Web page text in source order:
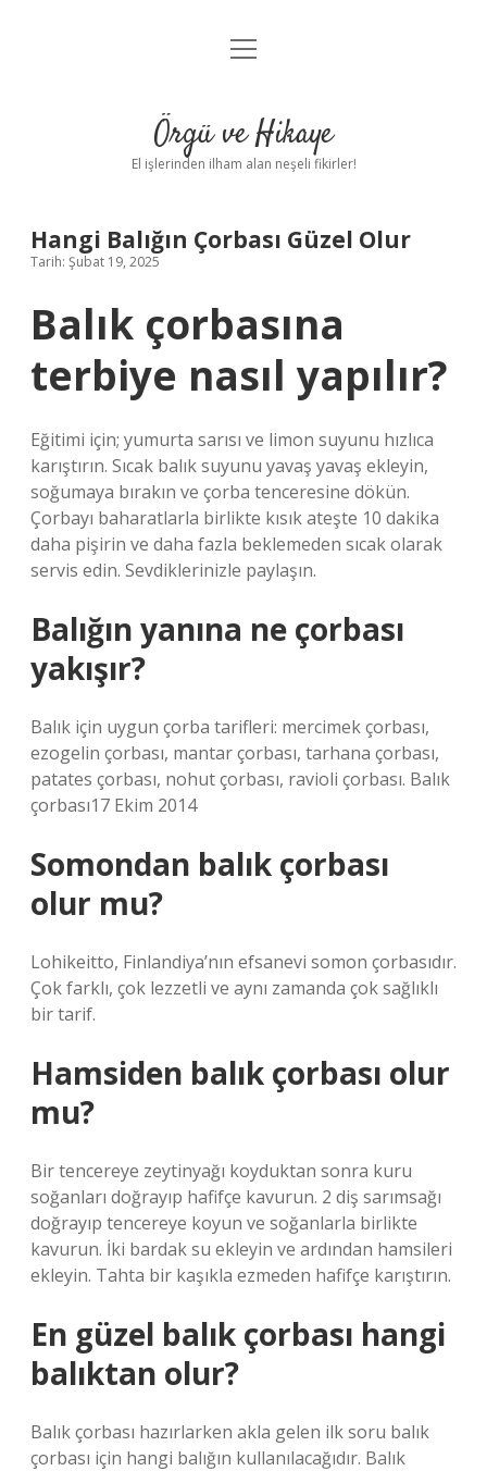
Anasayfa
Yasal Uyarı
menüyü
Örgü ve Hikaye
El işlerinden ilham alan neşeli fikirler!
Hangi Balığın Çorbası Güzel Olur
Tarih: Şubat 19, 2025
Balık çorbasına
terbiye nasıl yapılır?
Eğitimi için; yumurta sarısı ve limon suyunu hızlıca
karıştırın. Sıcak balık suyunu yavaş yavaş ekleyin,
soğumaya bırakın ve çorba tenceresine dökün.
Çorbayı baharatlarla birlikte kısık ateşte 10 dakika
daha pişirin ve daha fazla beklemeden sıcak olarak
servis edin. Sevdiklerinizle paylaşın.
Balığın yanına ne çorbası
yakışır?
Balık için uygun çorba tarifleri: mercimek çorbası,
ezogelin çorbası, mantar çorbası, tarhana çorbası,
patates çorbası, nohut çorbası, ravioli çorbası. Balık
çorbası17 Ekim 2014
Somondan balık çorbası
olur mu?
Lohikeitto, Finlandiya’nın efsanevi somon çorbasıdır.
Çok farklı, çok lezzetli ve aynı zamanda çok sağlıklı
bir tarif.
Hamsiden balık çorbası olur
mu?
Bir tencereye zeytinyağı koyduktan sonra kuru
soğanları doğrayıp hafifçe kavurun. 2 diş sarımsağı
doğrayıp tencereye koyun ve soğanlarla birlikte
kavurun. İki bardak su ekleyin ve ardından hamsileri
ekleyin. Tahta bir kaşıkla ezmeden hafifçe karıştırın.
En güzel balık çorbası hangi
balıktan olur?
Balık çorbası hazırlarken akla gelen ilk soru balık
çorbası için hangi balığın kullanılacağıdır. Balık